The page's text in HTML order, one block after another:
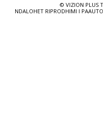
© VIZION PLUS
NDALOHET RIPRODHIMI I